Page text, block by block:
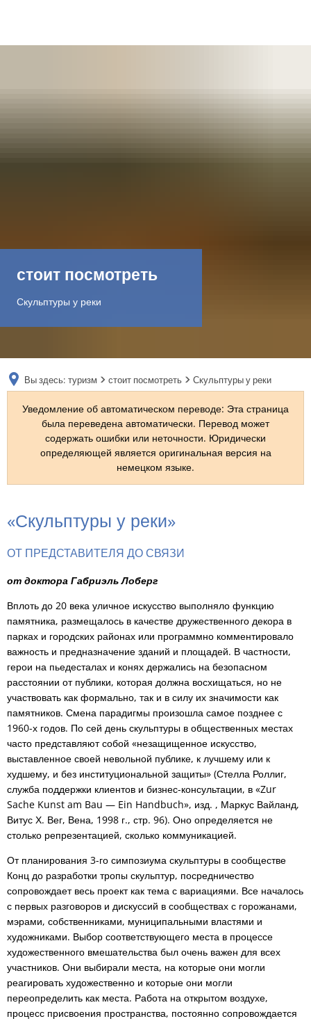
стоит посмотреть
Скульптуры у реки
Вы здесь: туризм стоит посмотреть Скульптуры у реки
Уведомление об автоматическом переводе: Эта страница
была переведена автоматически. Перевод может
содержать ошибки или неточности. Юридически
определяющей является оригинальная версия на
немецком языке.
Скульптуры
у
«Скульптуры у реки»
ОТ ПРЕДСТАВИТЕЛЯ ДО СВЯЗИ
от доктора Габриэль Лоберг
Вплоть до 20 века уличное искусство выполняло функцию
памятника, размещалось в качестве дружественного декора в
парках и городских районах или программно комментировало
важность и предназначение зданий и площадей. В частности,
герои на пьедесталах и конях держались на безопасном
расстоянии от публики, которая должна восхищаться, но не
участвовать как формально, так и в силу их значимости как
памятников. Смена парадигмы произошла самое позднее с
1960-х годов. По сей день скульптуры в общественных местах
часто представляют собой «незащищенное искусство,
выставленное своей невольной публике, к лучшему или к
худшему, и без институциональной защиты» (Стелла Роллиг,
служба поддержки клиентов и бизнес-консультации, в «Zur
Sache Kunst am Bau — Ein Handbuch», изд. , Маркус Вайланд,
Витус Х. Вег, Вена, 1998 г., стр. 96). Оно определяется не
столько репрезентацией, сколько коммуникацией.
От планирования 3-го симпозиума скульптуры в сообществе
Конц до разработки тропы скульптур, посредничество
сопровождает весь проект как тема с вариациями. Все началось
с первых разговоров и дискуссий в сообществах с горожанами,
мэрами, собственниками, муниципальными властями и
художниками. Выбор соответствующего места в процессе
художественного вмешательства был очень важен для всех
участников. Они выбирали места, на которые они могли
реагировать художественно и которые они могли
переопределить как места. Работа на открытом воздухе,
процесс присвоения пространства, постоянно сопровождается